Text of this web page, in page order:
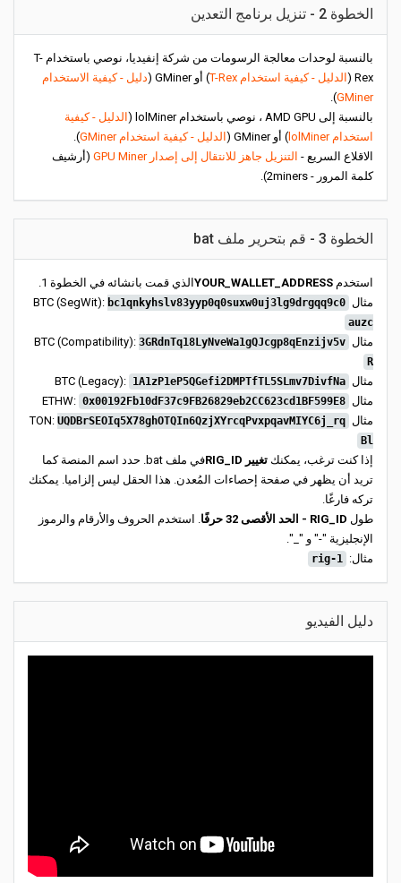
الخطوة 2 - تنزيل برنامج التعدين
بالنسبة لوحدات معالجة الرسومات من شركة إنفيديا، نوصي باستخدام T-
Rex (
الدليل - كيفية استخدام T-Rex ) أو GMiner (
دليل - كيفية الاستخدام
GMiner
).
بالنسبة إلى AMD GPU ، نوصي باستخدام lolMiner (
الدليل - كيفية
استخدام lolMiner
) أو GMiner ( الدليل - كيفية استخدام GMiner
).
الاقلاع السريع - التنزيل جاهز للانتقال إلى إصدار GPU Miner
(أرشيف
كلمة المرور - 2miners).
الخطوة 3 - قم بتحرير ملف bat
استخدم YOUR_WALLET_ADDRESSالذي قمت بانشائه في الخطوة 1.
مثال BTC (SegWit): bc1qnkyhslv83yyp0q0suxw0uj3lg9drgqq9c0
auzc
مثال BTC (Compatibility): 3GRdnTq18LyNveWa1gQJcgp8qEnzijv5v
R
مثال BTC (Legacy): 1A1zP1eP5QGefi2DMPTfTL5SLmv7DivfNa
مثال ETHW: 0x00192Fb10dF37c9FB26829eb2CC623cd1BF599E8
مثال TON: UQDBrSEOIq5X78ghOTQIn6QzjXYrcqPvxpqavMIYC6j_rq
Bl
إذا كنت ترغب، يمكنك تغيير RIG_ID
في ملف bat. حدد اسم المنصة كما
تريد أن يظهر في صفحة إحصاءات المُعدن. هذا الحقل ليس إلزاميا. يمكنك
تركه فارغًا.
طول RIG_ID - الحد الأقصى 32 حرفًا
. استخدم الحروف والأرقام والرموز
الإنجليزية "-" و "_".
مثال: rig-1
دليل الفيديو